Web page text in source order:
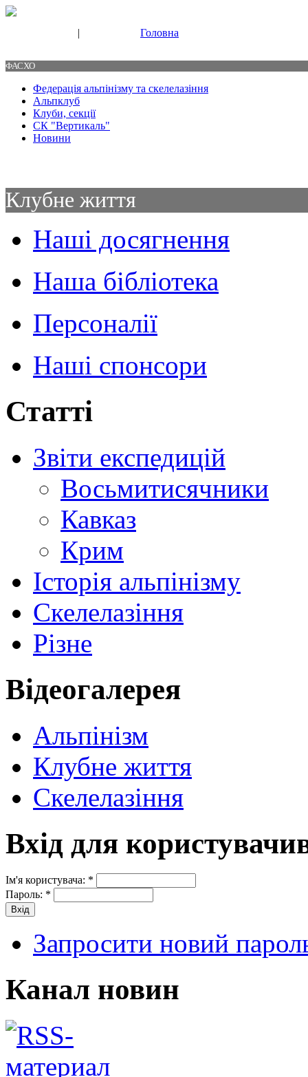
| Головна
ФАСХО
Федерація альпінізму та скелелазіння
Альпклуб
Клуби, секції
СК "Вертикаль"
Новини
Клубне життя
Наші досягнення
Наша бібліотека
Персоналії
Наші спонсори
Статті
Звіти експедицій
Восьмитисячники
Кавказ
Крим
Історія альпінізму
Скелелазіння
Різне
Відеогалерея
Альпінізм
Клубне життя
Скелелазіння
Вхід для
Ім'я користувача: *
Пароль: *
Запросити новий
Канал новин